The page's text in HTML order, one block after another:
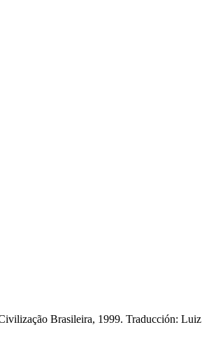
Brasileira, 1999. Traducción: Luiz